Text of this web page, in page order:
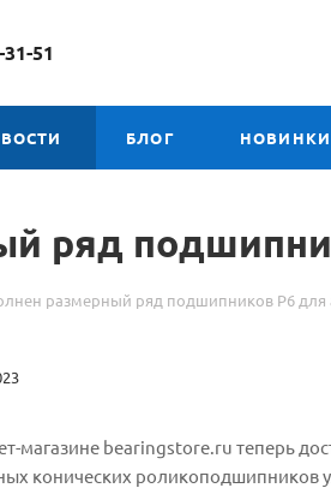
51
БЛОГ НОВИНКИ
ряд
размерный ряд подшипников P6
магазине bearingstore.ru теперь
конических роликоподшипников